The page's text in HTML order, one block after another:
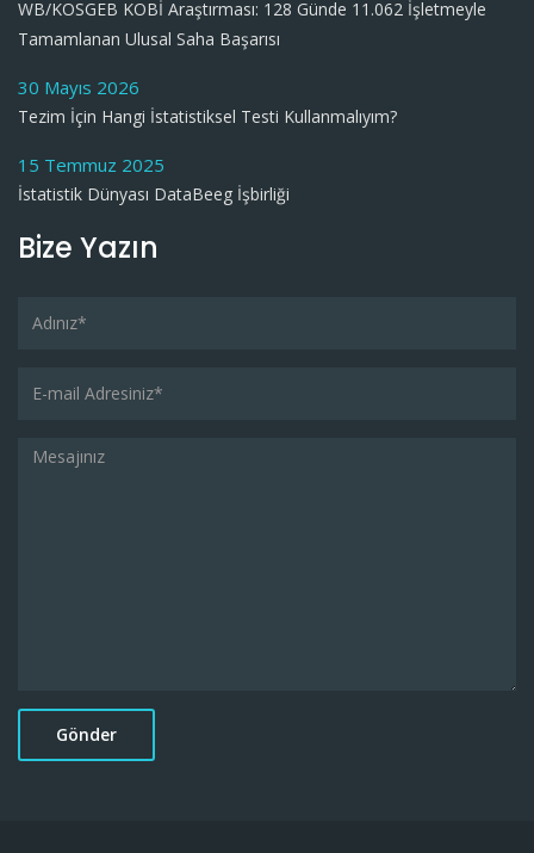
WB/KOSGEB KOBİ Araştırması: 128 Günde 11.062 İşletmeyle
Tamamlanan Ulusal Saha Başarısı
30 Mayıs 2026
Tezim İçin Hangi İstatistiksel Testi Kullanmalıyım?
15 Temmuz 2025
İstatistik Dünyası DataBeeg İşbirliği
Bize Yazın